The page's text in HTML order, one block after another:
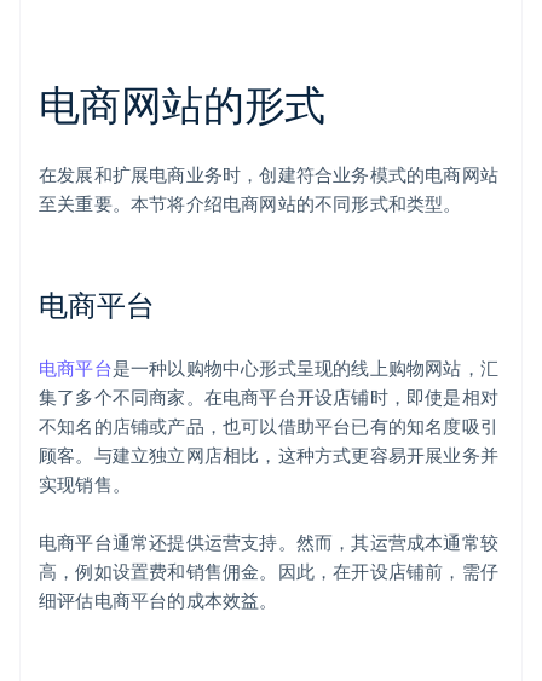
电商网站的形式
在发展和扩展电商业务时，创建符合业务模式的电商网站
至关重要。本节将介绍电商网站的不同形式和类型。
电商平台
电商平台是一种以购物中心形式呈现的线上购物网站，汇
集了多个不同商家。在电商平台开设店铺时，即使是相对
不知名的店铺或产品，也可以借助平台已有的知名度吸引
顾客。与建立独立网店相比，这种方式更容易开展业务并
实现销售。
电商平台通常还提供运营支持。然而，其运营成本通常较
高，例如设置费和销售佣金。因此，在开设店铺前，需仔
细评估电商平台的成本效益。